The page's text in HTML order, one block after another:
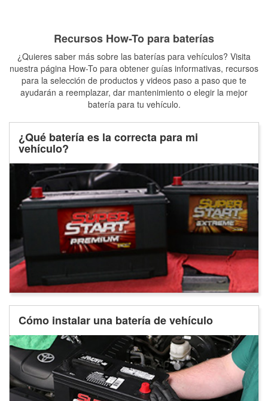
Recursos How-To para baterías
¿Quieres saber más sobre las baterías para vehículos? Visita
nuestra página How-To para obtener guías informativas, recursos
para la selección de productos y videos paso a paso que te
ayudarán a reemplazar, dar mantenimiento o elegir la mejor
batería para tu vehículo.
¿Qué batería es la correcta para mi
vehículo?
Cómo instalar una batería de vehículo